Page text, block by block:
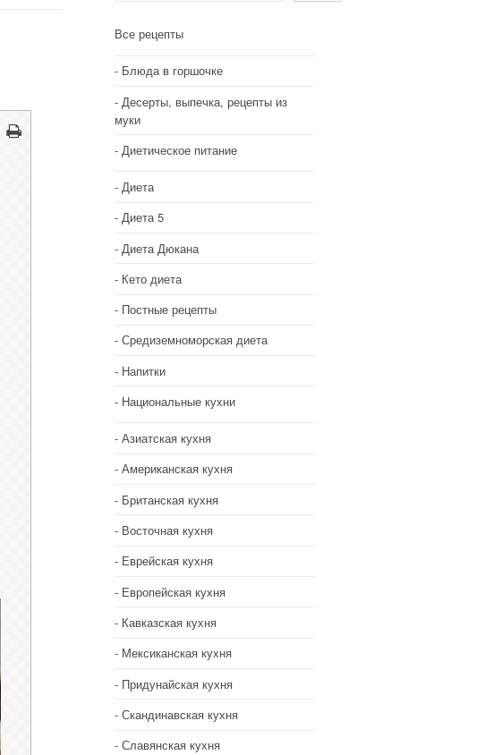
Все рецепты
Блюда в горшочке
Десерты, выпечка, рецепты из
муки
Диетическое питание
Диета
Диета 5
Диета Дюкана
Кето диета
Постные рецепты
Средиземноморская диета
Напитки
Национальные кухни
Азиатская кухня
Американская кухня
Британская кухня
Восточная кухня
Еврейская кухня
Европейская кухня
Кавказская кухня
Мексиканская кухня
Придунайская кухня
Скандинавская кухня
Славянская кухня